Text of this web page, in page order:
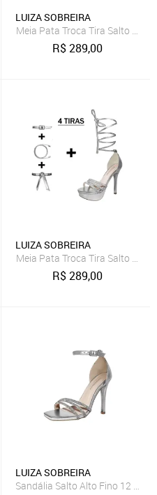
Glitter Prata Mod. 2192
LUIZA SOBREIRA
Meia Pata Troca Tira Salto Alto
R$289,00
Glitter Prata Mod. 2186
LUIZA SOBREIRA
Meia Pata Troca Tira Salto Alto
R$289,00
Sobreira Gliter Prata Mod.
LUIZA SOBREIRA
Sandália Salto Alto Fino 12 cm